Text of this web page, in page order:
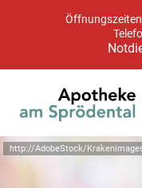
http://AdobeStock/